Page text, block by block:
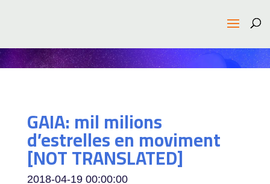
GAIA: mil milions
d’estrelles en moviment
[NOT TRANSLATED]
2018-04-19 00:00:00